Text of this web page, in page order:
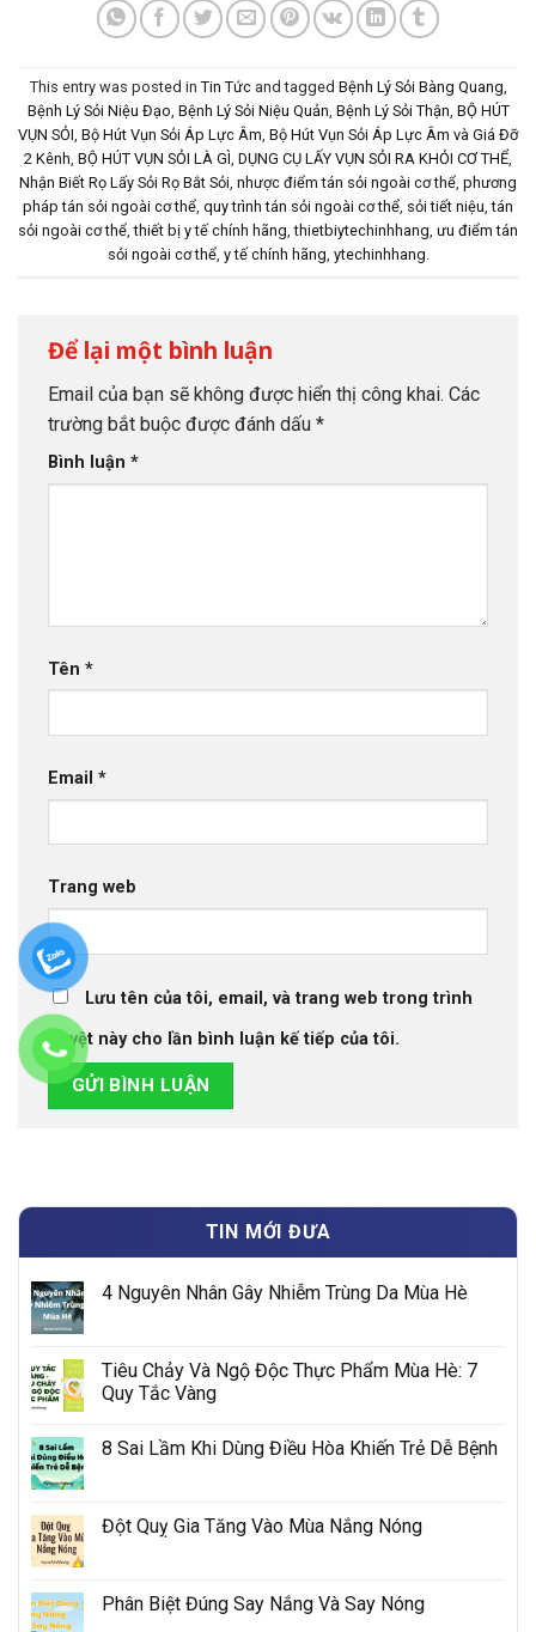
This entry was posted in Tin Tứcand tagged Bệnh Lý Sỏi Bàng Quang,
Bệnh Lý Sỏi Niệu Đạo, Bệnh Lý Sỏi Niệu Quản, Bệnh Lý Sỏi Thận, BỘ HÚT
VỤN SỎI, Bộ Hút Vụn Sỏi Áp Lực Âm, Bộ Hút Vụn Sỏi Áp Lực Âm và Giá Đỡ
2 Kênh, BỘ HÚT VỤN SỎI LÀ GÌ, DỤNG CỤ LẤY VỤN SỎI RA KHỎI CƠ THỂ,
Nhận Biết Rọ Lấy Sỏi Rọ Bắt Sỏi, nhược điểm tán sỏi ngoài cơ thể, phương
pháp tán sỏi ngoài cơ thể, quy trình tán sỏi ngoài cơ thể, sỏi tiết niệu,tán
sỏi ngoài cơ thể,thiết bị y tế chính hãng,thietbiytechinhhang, ưu điểm tán
sỏi ngoài cơ thể, y tế chính hãng, ytechinhhang.
Để lại một bình luận
Email của bạn sẽ không được hiển thị công khai. Các
trường bắt buộc được đánh dấu *
Bình luận *
Tên *
Email *
Trang web
Lưu tên của tôi, email, và trang web trong trình
duyệt này cho lần bình luận kế tiếp của tôi.
TIN MỚI ĐƯA
4 Nguyên Nhân Gây Nhiễm Trùng Da Mùa Hè
Tiêu Chảy Và Ngộ Độc Thực Phẩm Mùa Hè: 7
Quy Tắc Vàng
8 Sai Lầm Khi Dùng Điều Hòa Khiến Trẻ Dễ Bệnh
Đột Quỵ Gia Tăng Vào Mùa Nắng Nóng
Phân Biệt Đúng Say Nắng Và Say Nóng